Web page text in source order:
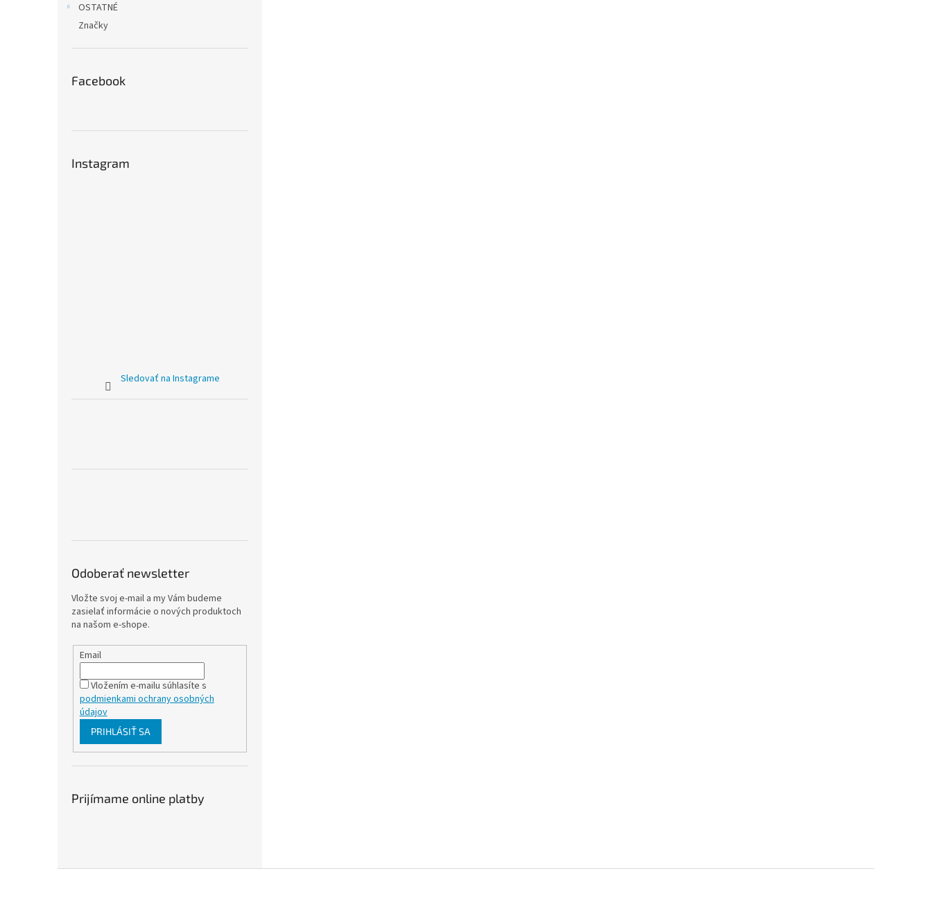
OSTATNÉ
Značky
Facebook
Instagram
Sledovať na Instagrame
Odoberať newsletter
Vložte svoj e-mail a my Vám budeme
zasielať informácie o nových produktoch
na našom e-shope.
Email
Vložením e-mailu súhlasíte s
podmienkami ochrany osobných
údajov
PRIHLÁSIŤ SA
Prijímame online platby